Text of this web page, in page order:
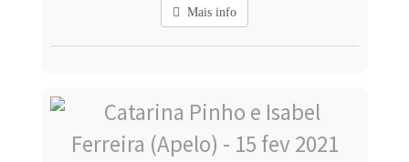
Mais info